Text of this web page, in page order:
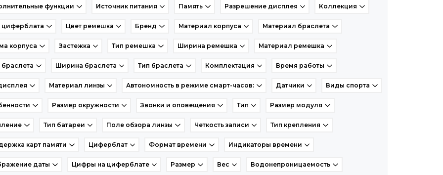
функции Источник питания Память Разрешение дисплея Коллекция
циферблата Цвет ремешка Бренд Материал корпуса Материал браслета
корпуса Застежка Тип ремешка Ширина ремешка Материал ремешка
браслета Ширина браслета Тип браслета Комплектация Время работы
Материал линзы Автономность в режиме смарт-часов: Датчики Виды спорта
Размер окружности Звонки и оповещения Тип Размер модуля
Тип батареи Поле обзора линзы Четкость записи Тип крепления
карт памяти Циферблат Формат времени Индикаторы времени
даты Цифры на циферблате Размер Вес Водонепроницаемость